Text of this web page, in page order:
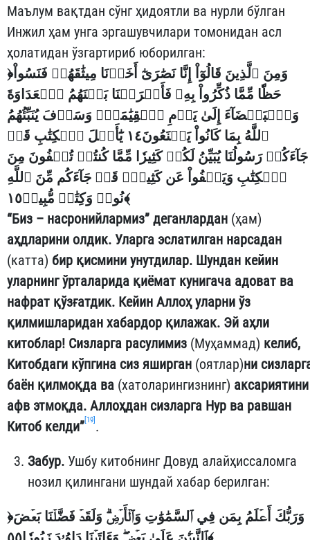
Маълум вақтдан сўнг ҳидоятли ва нурли бўлган
Инжил ҳам унга эргашувчилари томонидан асл
ҳолатидан ўзгартириб юборилган:
﴿وَمِنَ ٱلَّذِينَ قَالُوٓاْ إِنَّا نَصَٰرَىٰٓ أَخَذۡنَا مِيثَٰقَهُمۡ فَنَسُواْ
حَظّٗا مِّمَّا ذُكِّرُواْ بِهِۦ فَأَغۡرَيۡنَا بَيۡنَهُمُ ٱلۡعَدَاوَةَ
وَٱلۡبَغۡضَآءَ إِلَىٰ يَوۡمِ ٱلۡقِيَٰمَةِۚ وَسَوۡفَ يُنَبِّئُهُمُ
ٱللَّهُ بِمَا كَانُواْ يَصۡنَعُونَ١٤ يَٰٓأَهۡلَ ٱلۡكِتَٰبِ قَدۡ
جَآءَكُمۡ رَسُولُنَا يُبَيِّنُ لَكُمۡ كَثِيرٗا مِّمَّا كُنتُمۡ تُخۡفُونَ مِنَ
ٱلۡكِتَٰبِ وَيَعۡفُواْ عَن كَثِيرٖۚ قَدۡ جَآءَكُم مِّنَ ٱللَّهِ
نُورٞ وَكِتَٰبٞ مُّبِينٞ١٥﴾
“Биз – насронийлармиз” деганлардан (ҳам)
аҳдларини олдик. Уларга эслатилган нарсадан
(катта) бир қисмини унутдилар. Шундан кейин
уларнинг ўрталарида қиёмат кунигача адоват ва
нафрат қўзғатдик. Кейин Аллоҳ уларни ўз
қилмишларидан хабардор қилажак. Эй аҳли
китоблар! Сизларга расулимиз (Муҳаммад) келиб,
Китобдаги кўпгина сиз яширган (оятлар)ни
баён қилмоқда ва (хатоларингизнинг) аксариятини
афв этмоқда. Аллоҳдан сизларга Нур ва равшан
Китоб келди”[19] .
Забур. Ушбу китобнинг Довуд алайҳиссаломга
нозил қилингани шундай хабар берилган:
﴿وَرَبُّكَ أَعۡلَمُ بِمَن فِي ٱلسَّمَٰوَٰتِ وَٱلۡأَرۡضِۗ وَلَقَدۡ فَضَّلۡنَا بَعۡضَ